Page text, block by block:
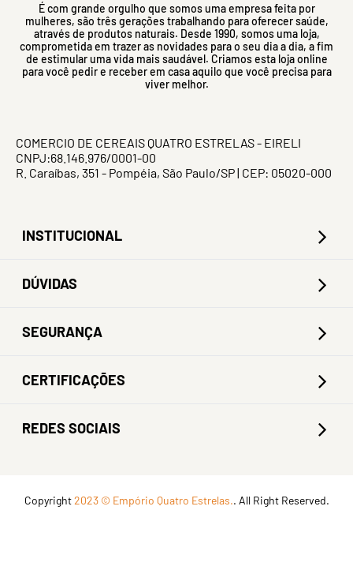
É com grande orgulho que somos uma empresa feita por
mulheres, são três gerações trabalhando para oferecer saúde,
através de produtos naturais. Desde 1990, somos uma loja,
comprometida em trazer as novidades para o seu dia a dia, a fim
de estimular uma vida mais saudável. Criamos esta loja online
para você pedir e receber em casa aquilo que você precisa para
viver melhor.
COMERCIO DE CEREAIS QUATRO ESTRELAS - EIRELI
CNPJ:68.146.976/0001-00
R. Caraíbas, 351 - Pompéia, São Paulo/SP | CEP: 05020-000
INSTITUCIONAL
DÚVIDAS
SEGURANÇA
CERTIFICAÇÕES
REDES SOCIAIS
Copyright2023 © Empório Quatro Estrelas.. All Right Reserved.